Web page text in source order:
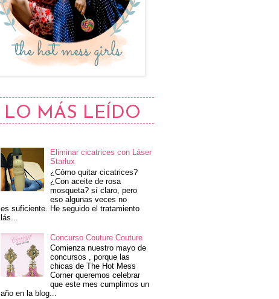
LO MÁS LEÍDO
Eliminar cicatrices con Láser
Starlux
¿Cómo quitar cicatrices?
¿Con aceite de rosa
mosqueta? sí claro, pero
eso algunas veces no
es suficiente. He seguido el tratamiento
lás...
Concurso Couture Couture
Comienza nuestro mayo de
concursos , porque las
chicas de The Hot Mess
Corner queremos celebrar
que este mes cumplimos un
año en la blog...